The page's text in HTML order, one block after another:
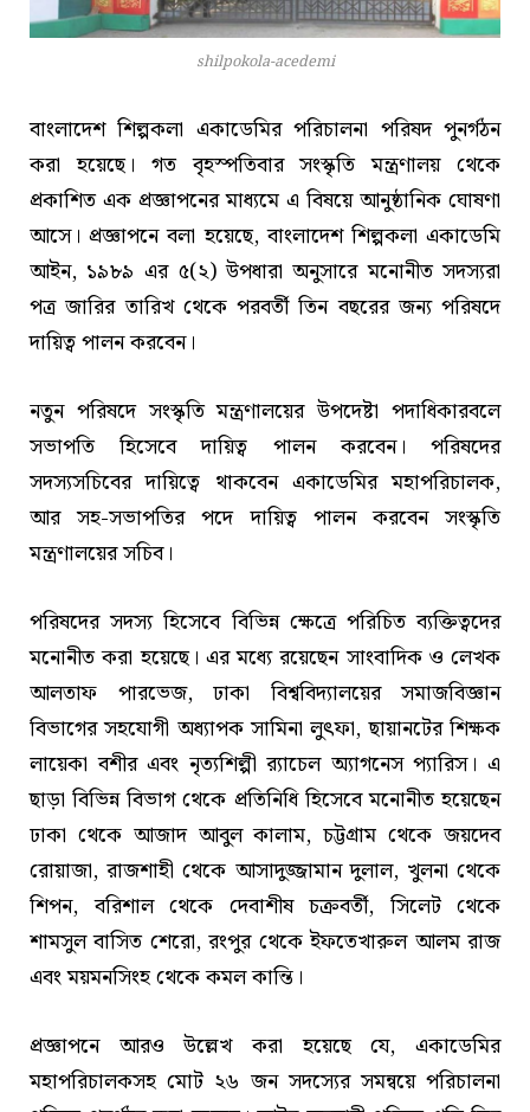
shilpokola-acedemi
বাংলাদেশ শিল্পকলা একাডেমির পরিচালনা পরিষদ পুনর্গঠন
করা হয়েছে। গত বৃহস্পতিবার সংস্কৃতি মন্ত্রণালয় থেকে
প্রকাশিত এক প্রজ্ঞাপনের মাধ্যমে এ বিষয়ে আনুষ্ঠানিক ঘোষণা
আসে। প্রজ্ঞাপনে বলা হয়েছে, বাংলাদেশ শিল্পকলা একাডেমি
আইন, ১৯৮৯ এর ৫(২) উপধারা অনুসারে মনোনীত সদস্যরা
পত্র জারির তারিখ থেকে পরবর্তী তিন বছরের জন্য পরিষদে
দায়িত্ব পালন করবেন।
নতুন পরিষদে সংস্কৃতি মন্ত্রণালয়ের উপদেষ্টা পদাধিকারবলে
সভাপতি হিসেবে দায়িত্ব পালন করবেন। পরিষদের
সদস্যসচিবের দায়িত্বে থাকবেন একাডেমির মহাপরিচালক,
আর সহ-সভাপতির পদে দায়িত্ব পালন করবেন সংস্কৃতি
মন্ত্রণালয়ের সচিব।
পরিষদের সদস্য হিসেবে বিভিন্ন ক্ষেত্রে পরিচিত ব্যক্তিত্বদের
মনোনীত করা হয়েছে। এর মধ্যে রয়েছেন সাংবাদিক ও লেখক
আলতাফ পারভেজ, ঢাকা বিশ্ববিদ্যালয়ের সমাজবিজ্ঞান
বিভাগের সহযোগী অধ্যাপক সামিনা লুৎফা, ছায়ানটের শিক্ষক
লায়েকা বশীর এবং নৃত্যশিল্পী র‍্যাচেল অ্যাগনেস প্যারিস। এ
ছাড়া বিভিন্ন বিভাগ থেকে প্রতিনিধি হিসেবে মনোনীত হয়েছেন
ঢাকা থেকে আজাদ আবুল কালাম, চট্টগ্রাম থেকে জয়দেব
রোয়াজা, রাজশাহী থেকে আসাদুজ্জামান দুলাল, খুলনা থেকে
শিপন, বরিশাল থেকে দেবাশীষ চক্রবর্তী, সিলেট থেকে
শামসুল বাসিত শেরো, রংপুর থেকে ইফতেখারুল আলম রাজ
এবং ময়মনসিংহ থেকে কমল কান্তি।
প্রজ্ঞাপনে আরও উল্লেখ করা হয়েছে যে, একাডেমির
মহাপরিচালকসহ মোট ২৬ জন সদস্যের সমন্বয়ে পরিচালনা